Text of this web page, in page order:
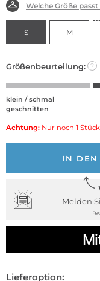
Welche Größe
S M
Größenbeurteilung: ?
klein / schmal
geschnitten
Achtung: Nur noch 1
IN DEN
Melden
Lieferoption: